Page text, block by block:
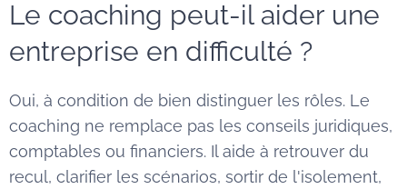
Le coaching peut-il aider une
entreprise en difficulté ?
Oui, à condition de bien distinguer les rôles. Le
coaching ne remplace pas les conseils juridiques,
comptables ou financiers. Il aide à retrouver du
recul, clarifier les scénarios, sortir de l'isolement,